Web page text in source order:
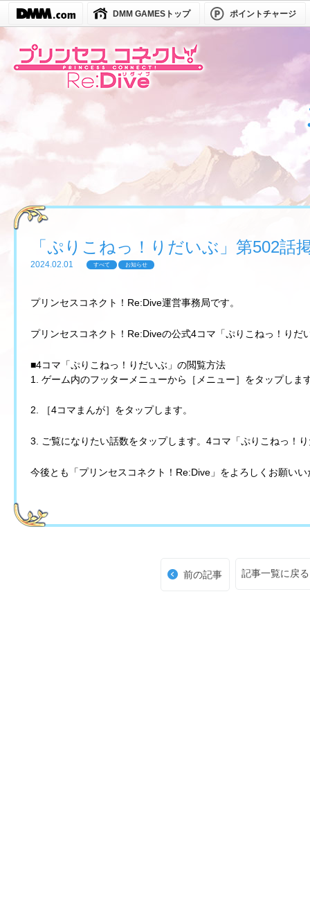
DMM GAMESトップ ポイントチャージ
「ぷりこねっ！りだいぶ」第502話
2024.02.01 すべて お知らせ
プリンセスコネクト！Re:Dive運営事務局です。
プリンセスコネクト！Re:Diveの公式4コマ「ぷりこねっ！りだ
■4コマ「ぷりこねっ！りだいぶ」の閲覧方法
1. ゲーム内のフッターメニューから［メニュー］をタップしま
2. ［4コマまんが］をタップします。
3. ご覧になりたい話数をタップします。4コマ「ぷりこねっ！
今後とも「プリンセスコネクト！Re:Dive」をよろしくお願いい
前の記事 記事一覧に戻る